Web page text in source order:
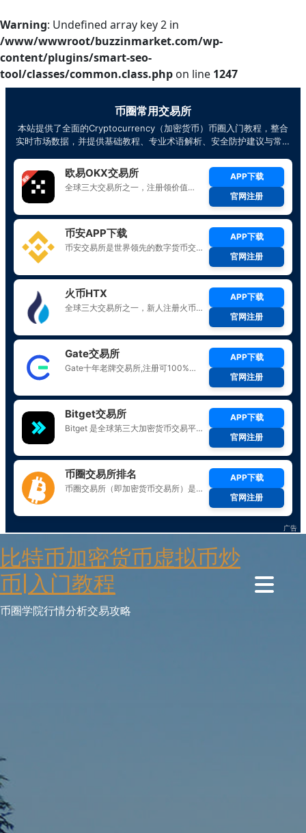
Warning: Undefined array key 2 in
/www/wwwroot/buzzinmarket.com/wp-
content/plugins/smart-seo-
tool/classes/common.class.php on line 1247
to
content
比特币加密货币虚拟币炒
币|入门教程
币圈学院行情分析交易攻略